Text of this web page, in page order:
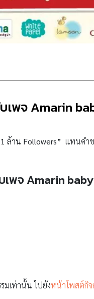
เพจ Amarin
ล้าน Followers” แทนคำ
เพจ Amarin
มเท่านั้น ไปยังหน้าโพสต์กิจ